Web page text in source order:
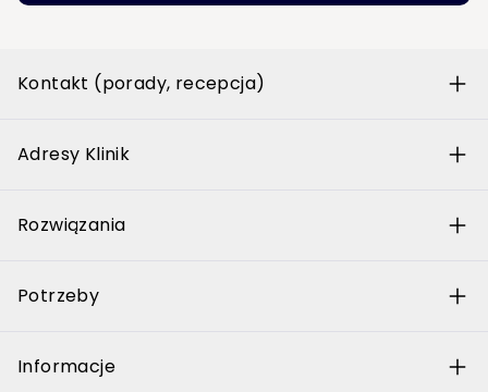
Kontakt (porady, recepcja)
Adresy Klinik
Rozwiązania
Potrzeby
Informacje